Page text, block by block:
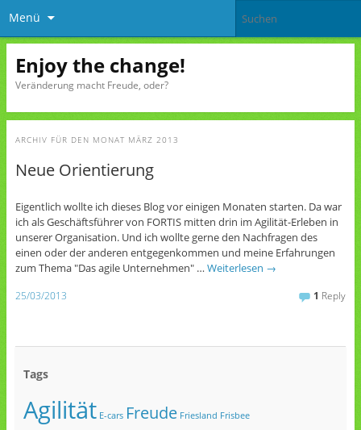
Menü
Enjoy the change!
Veränderung macht Freude, oder?
ARCHIV FÜR DEN MONAT MÄRZ 2013
Neue Orientierung
Eigentlich wollte ich dieses Blog vor einigen Monaten starten. Da war
ich als Geschäftsführer von FORTIS mitten drin im Agilität-Erleben in
unserer Organisation. Und ich wollte gerne den Nachfragen des
einen oder der anderen entgegenkommen und meine Erfahrungen
zum Thema "Das agile Unternehmen" … Weiterlesen →
25/03/2013 1 Reply
Tags
Agilität E-cars Freude Friesland Frisbee